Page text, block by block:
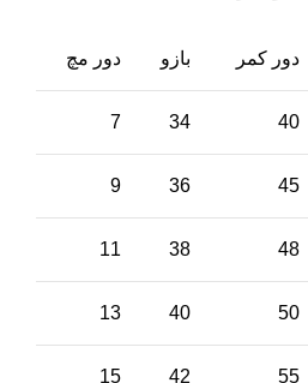
دور کمر بازو دور مچ
40
34
7
45
36
9
48
38
11
50
40
13
55
42
15